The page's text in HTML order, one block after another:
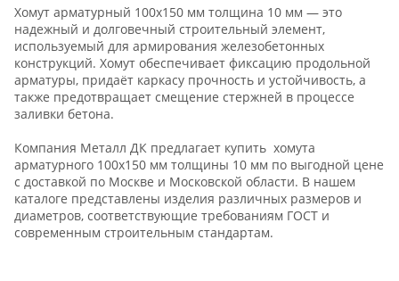
Хомут арматурный 100х150 мм толщина 10 мм — это
надежный и долговечный строительный элемент,
используемый для армирования железобетонных
конструкций. Хомут обеспечивает фиксацию продольной
арматуры, придаёт каркасу прочность и устойчивость, а
также предотвращает смещение стержней в процессе
заливки бетона.
Компания Металл ДК предлагает купить хомута
арматурного 100х150 мм толщины 10 мм по выгодной цене
с доставкой по Москве и Московской области. В нашем
каталоге представлены изделия различных размеров и
диаметров, соответствующие требованиям ГОСТ и
современным строительным стандартам.